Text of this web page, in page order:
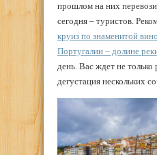
прошлом на них
сегодня – туристов.
круиз по знаменитой
Португалии – долине
день. Вас ждет не только
дегустация нескольких